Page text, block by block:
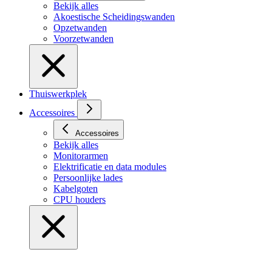
Bekijk alles
Akoestische Scheidingswanden
Opzetwanden
Voorzetwanden
Thuiswerkplek
Accessoires
Accessoires
Bekijk alles
Monitorarmen
Elektrificatie en data modules
Persoonlijke lades
Kabelgoten
CPU houders